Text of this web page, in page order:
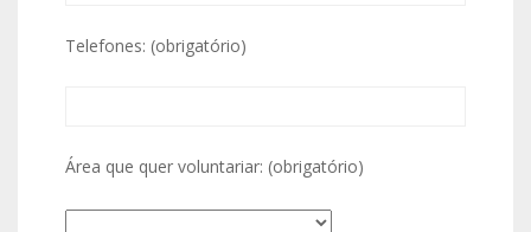
Telefones: (obrigatório)
Área que quer voluntariar: (obrigatório)